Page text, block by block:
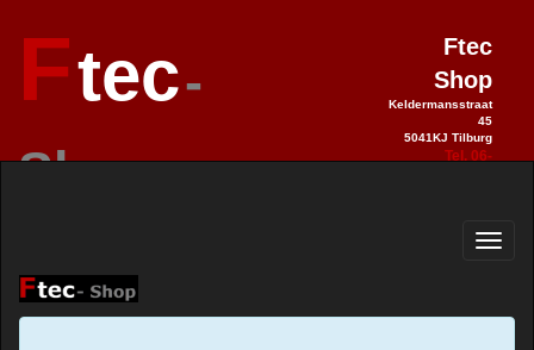
Ftec-
Shop
Ftec
Shop
Keldermansstraat
45
5041KJ Tilburg
Tel. 06-